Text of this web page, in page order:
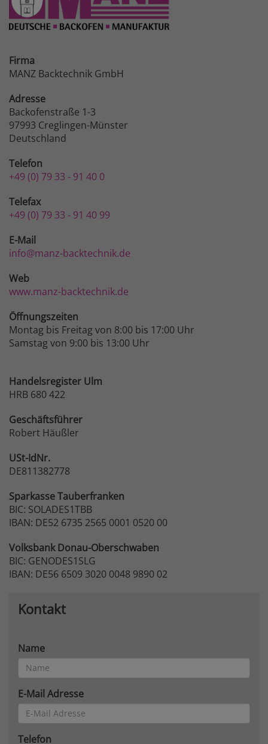
Firma
MANZ Backtechnik GmbH
Adresse
Backofenstraße 1-3
97993 Creglingen-Münster
Deutschland
Telefon
+49 (0) 79 33 - 91 40 0
Telefax
+49 (0) 79 33 - 91 40 99
E-Mail
info@manz-backtechnik.de
Web
www.manz-backtechnik.de
Öffnungszeiten
Montag bis Freitag von 8:00 bis 17:00 Uhr
Samstag von 9:00 bis 13:00 Uhr
Handelsregister Ulm
HRB 680 422
Geschäftsführer
Robert Häußler
USt-IdNr.
DE811382778
SparkasseTauberfranken
BIC: SOLADES1TBB
IBAN: DE52 6735 2565 0001 0520 00
VolksbankDonau-Oberschwaben
BIC: GENODES1SLG
IBAN: DE56 6509 3020 0048 9890 02
Kontakt
Name
E-Mail Adresse
Telefon